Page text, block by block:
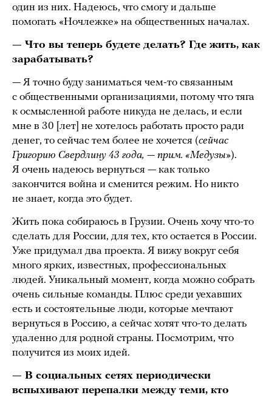
один из них. Надеюсь, что смогу и дальше
помогать «Ночлежке» на общественных началах.
— Что вы теперь будете делать? Где жить, как
зарабатывать?
— Я точно буду заниматься чем-то связанным
с общественными организациями, потому что тяга
к осмысленной работе никуда не делась, и если
мне в 30 [лет] не хотелось работать просто ради
денег, то сейчас тем более не хочется (сейчас
Григорию Свердлину 43 года, — прим. «Медузы»).
Я очень надеюсь вернуться — как только
закончится война и сменится режим. Но никто
не знает, когда это будет.
Жить пока собираюсь в Грузии. Очень хочу что-то
сделать для России, для тех, кто остается в России.
Уже придумал два проекта. Я вижу вокруг себя
много ярких, известных, профессиональных
людей. Уникальный момент, когда можно собрать
очень сильные команды. Плюс среди уехавших
есть и состоятельные люди, которые мечтают
вернуться в Россию, а сейчас хотят что-то делать
удаленно для родной страны. Посмотрим, что
получится из моих идей.
— В социальных сетях периодически
вспыхивают перепалки между теми, кто